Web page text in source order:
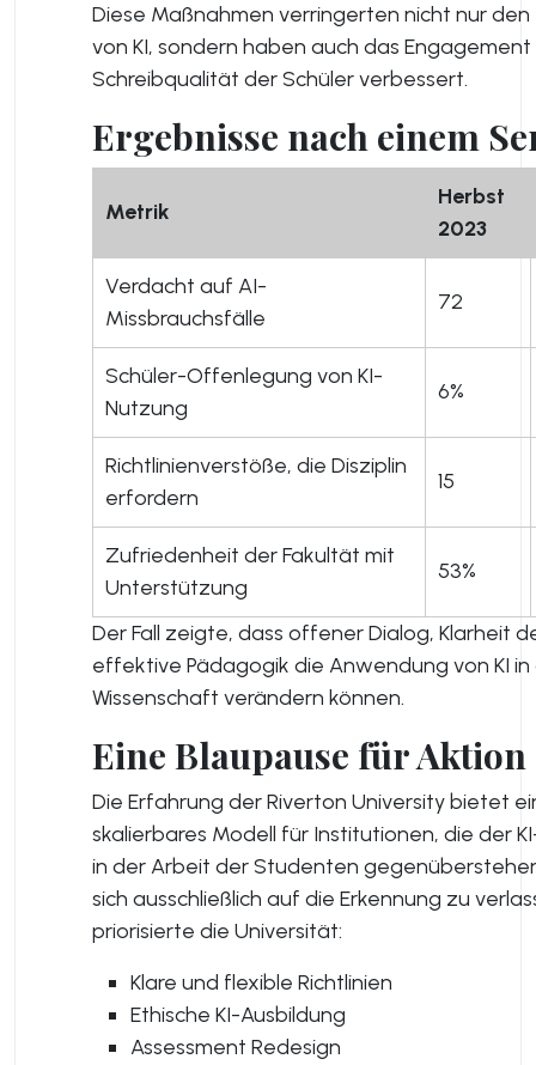
Diese Maßnahmen verringerten nicht nur den
von KI, sondern haben auch das
Schreibqualität der Schüler verbessert.
Ergebnisse nach einem
Metrik
Herbst
2023
Verdacht auf AI-
Missbrauchsfälle
72
Schüler-Offenlegung von KI-
Nutzung
6%
Richtlinienverstöße, die Disziplin
erfordern
15
Zufriedenheit der Fakultät mit
Unterstützung
53%
Der Fall zeigte, dass offener Dialog, Klarheit
effektive Pädagogik die Anwendung von KI in
Wissenschaft verändern können.
Eine Blaupause für Aktion
Die Erfahrung der Riverton University bietet
skalierbares Modell für Institutionen, die der
in der Arbeit der Studenten
sich ausschließlich auf die Erkennung zu
priorisierte die Universität:
Klare und flexible Richtlinien
Ethische KI-Ausbildung
Assessment Redesign